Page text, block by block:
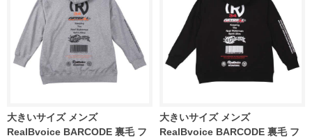
大きいサイズ メンズ
RealBvoice BARCODE 裏毛 フ
大きいサイズ メンズ
RealBvoice BARCODE 裏毛 フ